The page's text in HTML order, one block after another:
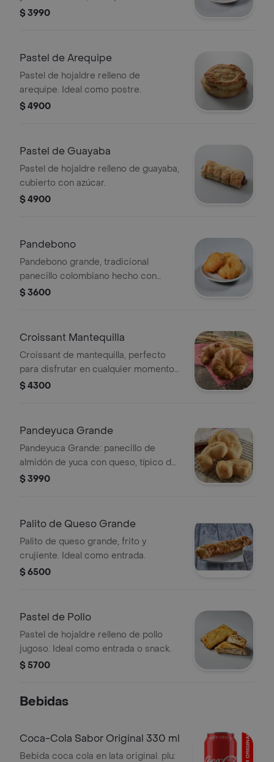
en cualquier momento.
$ 3990
Pastel de Arequipe
Pastel de hojaldre relleno de
arequipe. Ideal como postre.
$ 4900
Pastel de Guayaba
Pastel de hojaldre relleno de guayaba,
cubierto con azúcar.
$ 4900
Pandebono
Pandebono grande, tradicional
panecillo colombiano hecho con
queso y almidón de yuca.
$ 3600
Croissant Mantequilla
Croissant de mantequilla, perfecto
para disfrutar en cualquier momento
del día.
$ 4300
Pandeyuca Grande
Pandeyuca Grande: panecillo de
almidón de yuca con queso, típico de
Colombia.
$ 3990
Palito de Queso Grande
Palito de queso grande, frito y
crujiente. Ideal como entrada.
$ 6500
Pastel de Pollo
Pastel de hojaldre relleno de pollo
jugoso. Ideal como entrada o snack.
$ 5700
Bebidas
Coca-Cola Sabor Original 330 ml
Bebida coca cola en lata original. plu: